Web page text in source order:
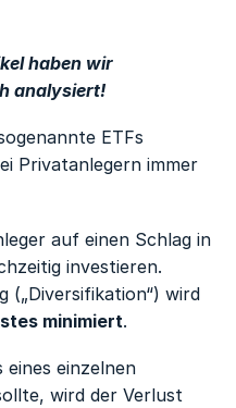
haben wir
analysiert!
ETFs
Privatanlegern immer
auf einen Schlag in
investieren.
(„Diversifikation“) wird
minimiert.
einzelnen
wird der Verlust